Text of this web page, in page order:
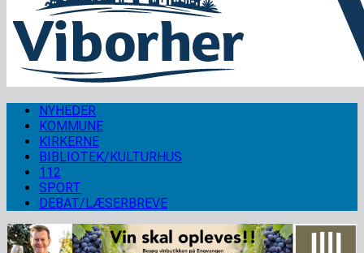
NYHEDER
KOMMUNE
KIRKERNE
BIBLIOTEK/KULTURHUS
112
SPORT
DEBAT/LÆSERBREVE